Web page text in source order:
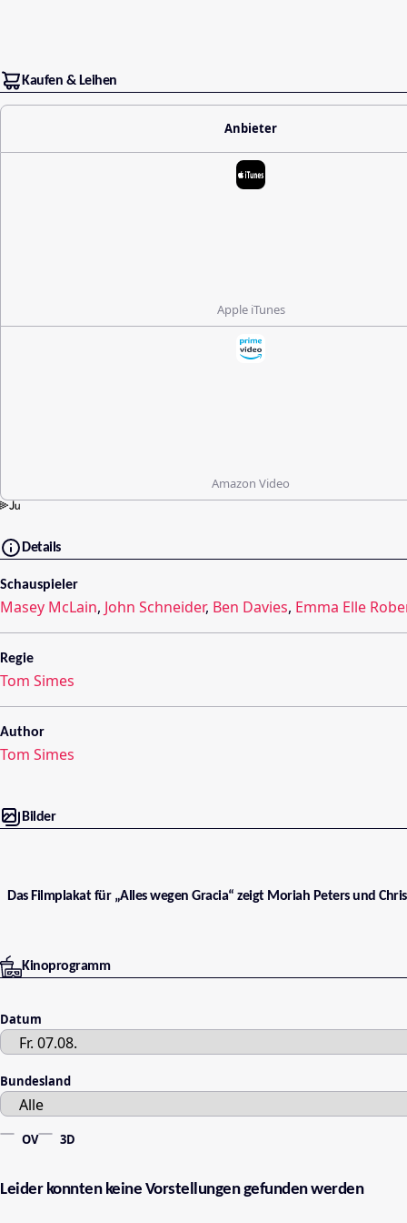
Kaufen & Leihen
Anbieter
Apple iTunes
Amazon Video
Details
Schauspieler
Masey McLain, John Schneider, Ben Davies, Emma Elle
Regie
Tom Simes
Author
Tom Simes
Bilder
Das Filmplakat für „Alles wegen Gracia“ zeigt Moriah Peters und
Kinoprogramm
Datum
Bundesland
OV 3D
Leider konnten keine Vorstellungen gefunden werden